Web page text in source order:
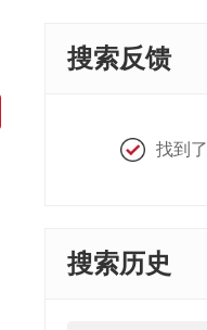
搜索反馈
找到了
搜索历史